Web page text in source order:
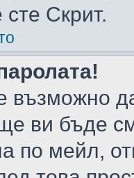
Скрит.
възможно
ви бъде
по мейл,